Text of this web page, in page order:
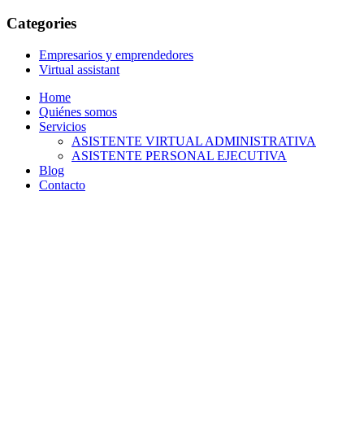
Categories
Empresarios y emprendedores
Virtual assistant
Home
Quiénes somos
Servicios
ASISTENTE VIRTUAL ADMINISTRATIVA
ASISTENTE PERSONAL EJECUTIVA
Blog
Contacto